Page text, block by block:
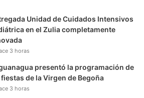
Unidad de Cuidados Intensivos
en el Zulia completamente
3 horas
presentó la programación de
fiestas de la Virgen de Begoña
3 horas